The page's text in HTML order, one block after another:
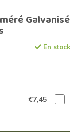
Galvanisé
En stock
€7,45